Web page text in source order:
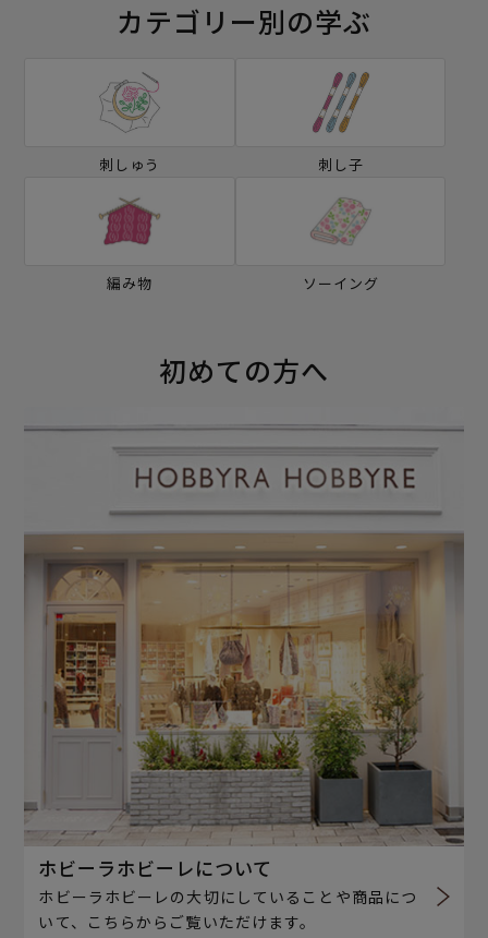
カテゴリー別の学ぶ
刺しゅう 刺し子
編み物 ソーイング
初めての方へ
ホビーラホビーレについて
ホビーラホビーレの大切にしていることや商品につ
いて、こちらからご覧いただけます。